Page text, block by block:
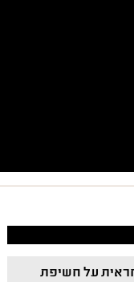
על חשיפת